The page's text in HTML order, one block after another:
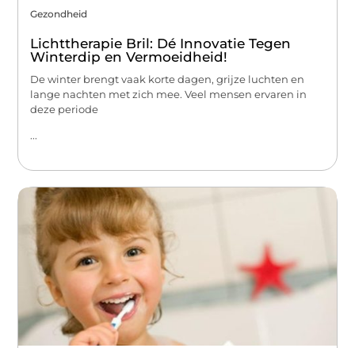
Gezondheid
Lichttherapie Bril: Dé Innovatie Tegen
Winterdip en Vermoeidheid!
De winter brengt vaak korte dagen, grijze luchten en
lange nachten met zich mee. Veel mensen ervaren in
deze periode
...